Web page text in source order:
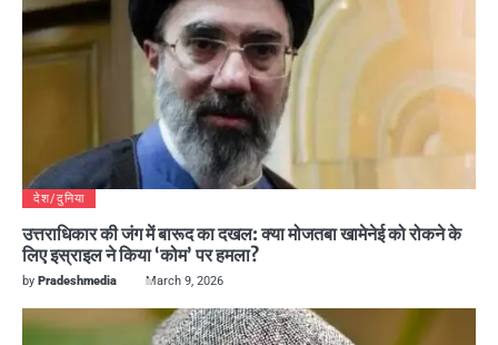
देश/दुनिया
उत्तराधिकार की जंग में बारूद का दखल: क्या मोजतबा खामेनेई को रोकने के
लिए इस्राइल ने किया ‘कोम’ पर हमला?
by Pradeshmedia March 9, 2026